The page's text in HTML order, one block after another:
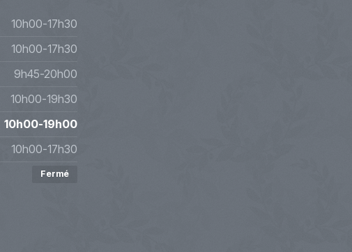
10h00-17h30
10h00-17h30
9h45-20h00
10h00-19h30
10h00-19h00
10h00-17h30
Fermé